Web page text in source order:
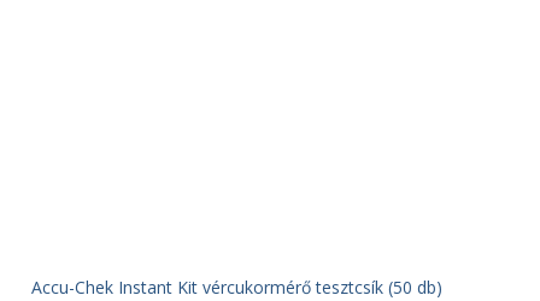
Accu-Chek Instant Kit vércukormérő tesztcsík (50 db)